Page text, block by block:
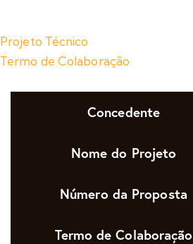
Projeto Técnico
Termo de Colaboração
Concedente
Nome do Projeto
Número da Proposta
Termo de Colaboração